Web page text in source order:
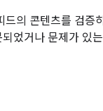
드의 콘텐츠를 검증
었거나 문제가 있